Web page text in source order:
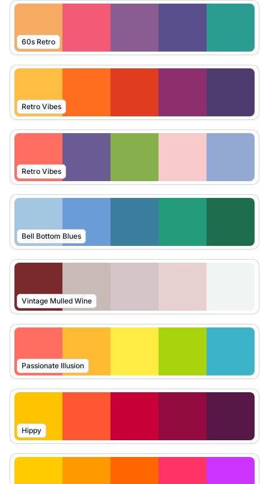
60s Retro
Retro Vibes
Retro Vibes
Bell Bottom Blues
Vintage Mulled Wine
Passionate Illusion
Hippy